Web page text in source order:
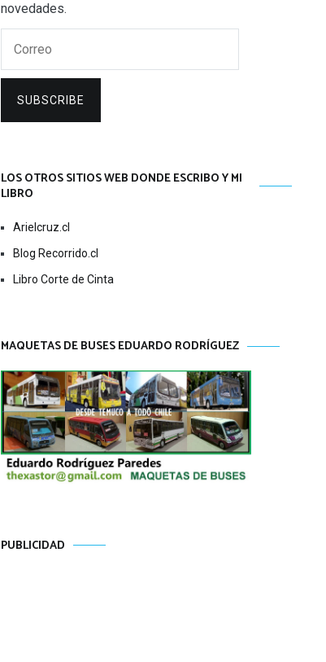
novedades.
SUBSCRIBE
LOS OTROS SITIOS WEB DONDE ESCRIBO Y MI
LIBRO
Arielcruz.cl
Blog Recorrido.cl
Libro Corte de Cinta
MAQUETAS DE BUSES EDUARDO RODRÍGUEZ
PUBLICIDAD